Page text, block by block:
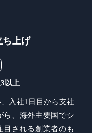
ち上げ
以上
入社1日目から支社
ら、海外主要国でシ
目される創業者のも